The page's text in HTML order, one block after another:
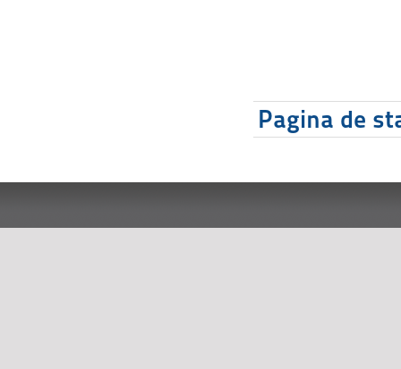
Pagina de